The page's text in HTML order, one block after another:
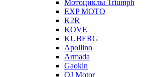
Мотоциклы Triumph
EXP MOTO
K2R
KOVE
KUBERG
Apollino
Armada
Gaokin
QJ Motor